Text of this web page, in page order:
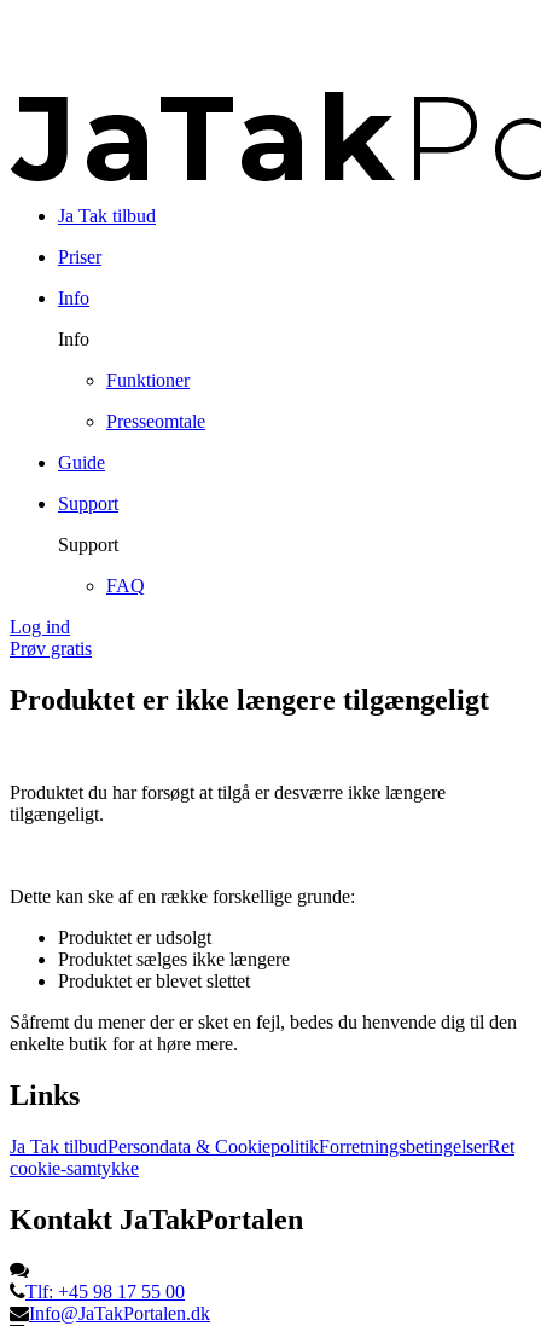
Ja Tak tilbud
Priser
Info
Info
Funktioner
Presseomtale
Guide
Support
Support
FAQ
Log ind
Prøv gratis
Produktet er ikke længere tilgængeligt
Produktet du har forsøgt at tilgå er desværre ikke længere
tilgængeligt.
Dette kan ske af en række forskellige grunde:
Produktet er udsolgt
Produktet sælges ikke længere
Produktet er blevet slettet
Såfremt du mener der er sket en fejl, bedes du henvende dig til den
enkelte butik for at høre mere.
Links
Ja Tak tilbudPersondata & CookiepolitikForretningsbetingelserRet
cookie-samtykke
Kontakt JaTakPortalen
Tlf: +45 98 17 55 00
Info@JaTakPortalen.dk